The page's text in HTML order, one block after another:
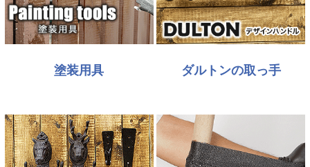
塗装用具 ダルトンの取っ手